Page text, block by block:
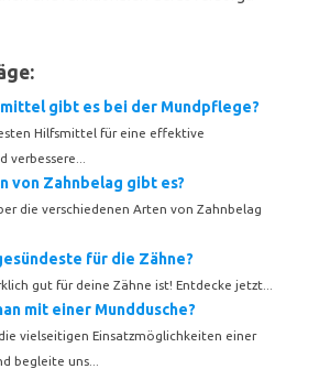
gibt es bei der Mundpflege?
Hilfsmittel für eine effektive
verbessere...
von Zahnbelag gibt es?
die verschiedenen Arten von Zahnbelag
für die Zähne?
gut für deine Zähne ist! Entdecke jetzt...
mit einer Munddusche?
vielseitigen Einsatzmöglichkeiten einer
begleite uns...